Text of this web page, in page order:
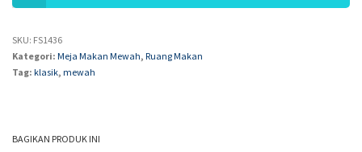
SKU: FS1436
Kategori: Meja Makan Mewah, Ruang Makan
Tag: klasik, mewah
BAGIKAN PRODUK INI